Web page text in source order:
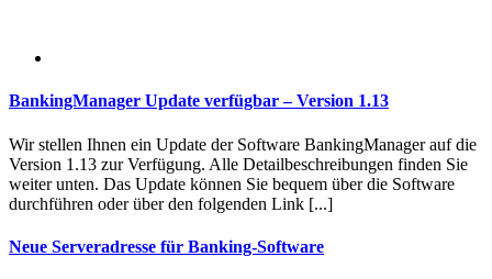
BankingManager Update verfügbar – Version 1.13
Wir stellen Ihnen ein Update der Software BankingManager auf die
Version 1.13 zur Verfügung. Alle Detailbeschreibungen finden Sie
weiter unten. Das Update können Sie bequem über die Software
durchführen oder über den folgenden Link [...]
Neue Serveradresse für Banking-Software